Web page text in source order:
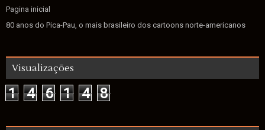
Pagina inicial
80 anos do Pica-Pau, o mais brasileiro dos cartoons norte-americanos
Visualizações
1 4 6 1 4 8